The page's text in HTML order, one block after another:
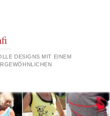
DESIGNS MIT EINEM